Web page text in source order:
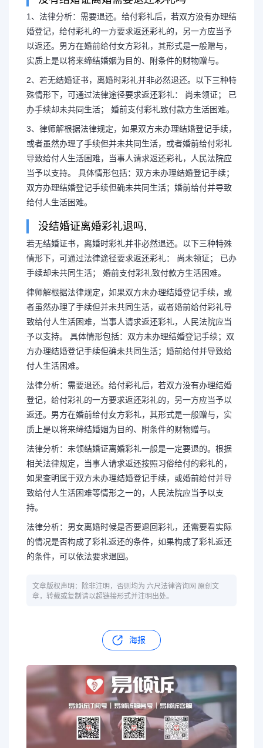
1、法律分析：需要退还。给付彩礼后，若双方没有办理结
婚登记，给付彩礼的一方要求返还彩礼的，另一方应当予
以返还。男方在婚前给付女方彩礼，其形式是一般赠与，
实质上是以将来缔结婚姻为目的、附条件的财物赠与。
2、若无结婚证书，离婚时彩礼并非必然退还。以下三种特
殊情形下，可通过法律途径要求返还彩礼： 尚未领证； 已
办手续却未共同生活； 婚前支付彩礼致付款方生活困难。
3、律师解根据法律规定，如果双方未办理结婚登记手续，
或者虽然办理了手续但并未共同生活，或者婚前给付彩礼
导致给付人生活困难，当事人请求返还彩礼，人民法院应
当予以支持。 具体情形包括：双方未办理结婚登记手续；
双方办理结婚登记手续但确未共同生活；婚前给付并导致
给付人生活困难。
没结婚证离婚彩礼退吗,
若无结婚证书，离婚时彩礼并非必然退还。以下三种特殊
情形下，可通过法律途径要求返还彩礼： 尚未领证； 已办
手续却未共同生活； 婚前支付彩礼致付款方生活困难。
律师解根据法律规定，如果双方未办理结婚登记手续，或
者虽然办理了手续但并未共同生活，或者婚前给付彩礼导
致给付人生活困难，当事人请求返还彩礼，人民法院应当
予以支持。 具体情形包括：双方未办理结婚登记手续；双
方办理结婚登记手续但确未共同生活；婚前给付并导致给
付人生活困难。
法律分析：需要退还。给付彩礼后，若双方没有办理结婚
登记，给付彩礼的一方要求返还彩礼的，另一方应当予以
返还。男方在婚前给付女方彩礼，其形式是一般赠与，实
质上是以将来缔结婚姻为目的、附条件的财物赠与。
法律分析：未领结婚证离婚彩礼一般是一定要退的。根据
相关法律规定，当事人请求返还按照习俗给付的彩礼的，
如果查明属于双方未办理结婚登记手续，或婚前给付并导
致给付人生活困难等情形之一的，人民法院应当予以支
持。
法律分析：男女离婚时候是否要退回彩礼，还需要看实际
的情况是否构成了彩礼返还的条件，如果构成了彩礼返还
的条件，可以依法要求退回。
文章版权声明：除非注明，否则均为 六尺法律咨询网 原创文
章，转载或复制请以超链接形式并注明出处。
海报